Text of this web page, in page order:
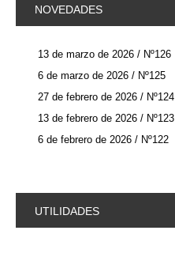
NOVEDADES
13 de marzo de 2026 / Nº126
6 de marzo de 2026 / Nº125
27 de febrero de 2026 / Nº124
13 de febrero de 2026 / Nº123
6 de febrero de 2026 / Nº122
UTILIDADES